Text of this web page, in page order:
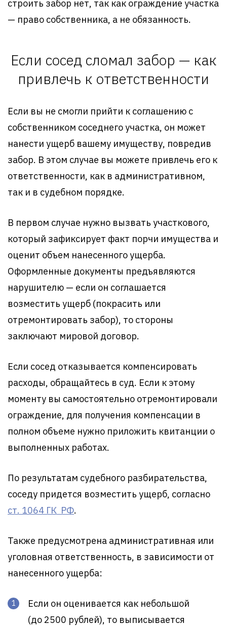
строить забор нет, так как ограждение участка
— право собственника, а не обязанность.
Если сосед сломал забор — как
привлечь к ответственности
Если вы не смогли прийти к соглашению с
собственником соседнего участка, он может
нанести ущерб вашему имуществу, повредив
забор. В этом случае вы можете привлечь его к
ответственности, как в административном,
так и в судебном порядке.
В первом случае нужно вызвать участкового,
который зафиксирует факт порчи имущества и
оценит объем нанесенного ущерба.
Оформленные документы предъявляются
нарушителю — если он соглашается
возместить ущерб (покрасить или
отремонтировать забор), то стороны
заключают мировой договор.
Если сосед отказывается компенсировать
расходы, обращайтесь в суд. Если к этому
моменту вы самостоятельно отремонтировали
ограждение, для получения компенсации в
полном объеме нужно приложить квитанции о
выполненных работах.
По результатам судебного разбирательства,
соседу придется возместить ущерб, согласно
ст. 1064 ГК РФ.
Также предусмотрена административная или
уголовная ответственность, в зависимости от
нанесенного ущерба:
Если он оценивается как небольшой
(до 2500 рублей), то выписывается